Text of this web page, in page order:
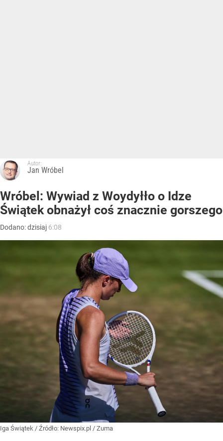
Autor:
Jan Wróbel
Wróbel: Wywiad z Woydyłło o Idze
Świątek obnażył coś znacznie gorszego
Dodano:dzisiaj 6:08
Iga Świątek / Źródło: Newspix.pl / Zuma